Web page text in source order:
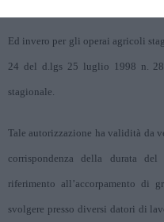
Ed invero per gli operai agricoli
24 del d.lgs 25 luglio 1998 n.
stagionale.
Tale autorizzazione ha validità da
corrispondenza della durata
riferimento all’accorpamento
svolgere presso diversi datori di